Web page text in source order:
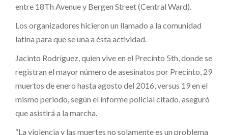
entre 18Th Avenue y Bergen Street (Central Ward).
Los organizadores hicieron un llamado a la comunidad
latina para que se una a ésta actividad.
Jacinto Rodríguez, quien vive en el Precinto 5th, donde se
registran el mayor número de asesinatos por Precinto, 29
muertos de enero hasta agosto del 2016, versus 19 en el
mismo periodo, según el informe policial citado, aseguró
que asistirá a la marcha.
“La violencia y las muertes no solamente es un problema